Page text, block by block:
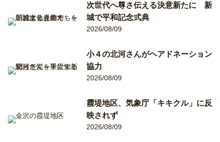
次世代へ尊さ伝える決意新たに 新
城で平和記念式典
2026/08/09
小４の北河さんがヘアドネーション
協力
2026/08/09
霞堤地区、気象庁「キキクル」に反
映されず
2026/08/09